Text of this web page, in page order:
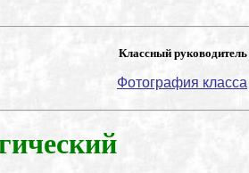
Классный руководитель
Фотография класса